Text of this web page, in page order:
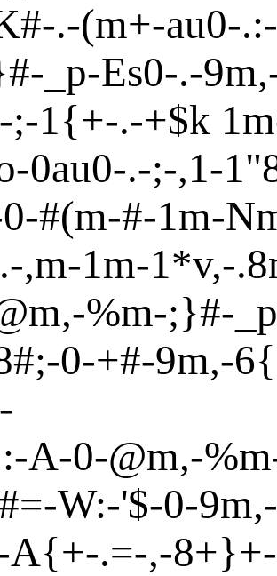
.-(m+-au0-.:-
#- _p-Es0-.-9m
-;-1{+-.-+$k 1m
-0au0-.-;-,1-
0-#(m-#-1m-N
.-,m-1m-1*v,-
m,-%m-;}#- _p
-0-+#-9m,-6{
-A-0-@m,-%m
-W:-'$-0-9m,-
A{+-.=-,-8+}+-